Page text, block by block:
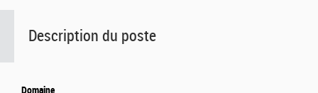
Description du poste
Domaine